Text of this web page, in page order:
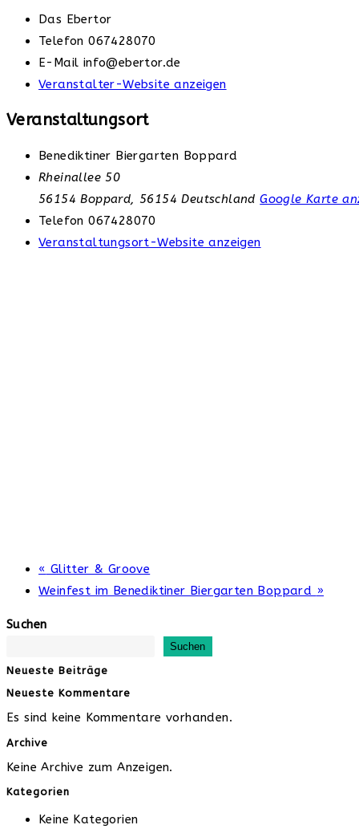
Das Ebertor
Telefon067428070
E-Mail info@ebertor.de
Veranstalter-Website anzeigen
Veranstaltungsort
Benediktiner Biergarten Boppard
Rheinallee 50
56154 Boppard, 56154 Deutschland Google Karte
Telefon 067428070
Veranstaltungsort-Website anzeigen
« Glitter & Groove
Weinfest im Benediktiner Biergarten Boppard »
Suchen
Suchen
Neueste Beiträge
Neueste Kommentare
Es sind keine Kommentare vorhanden.
Archive
Keine Archive zum Anzeigen.
Kategorien
Keine Kategorien